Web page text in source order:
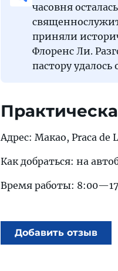
часовня
приняли
Флоренс Ли.
пастору
Адрес: Макао, Praca de
Как добраться: на
Время работы:
Добавить отзыв